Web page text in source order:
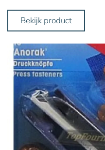
Bekijk product